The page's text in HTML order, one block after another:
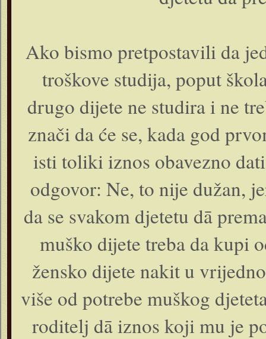
Ako bismo pretpostavili da
troškove studija, poput
drugo dijete ne studira i ne
znači da će se, kada god
isti toliki iznos obavezno
odgovor: Ne, to nije dužan,
da se svakom djetetu dā
muško dijete treba da kupi
žensko dijete nakit u
više od potrebe muškog
roditelj dā iznos koji mu je